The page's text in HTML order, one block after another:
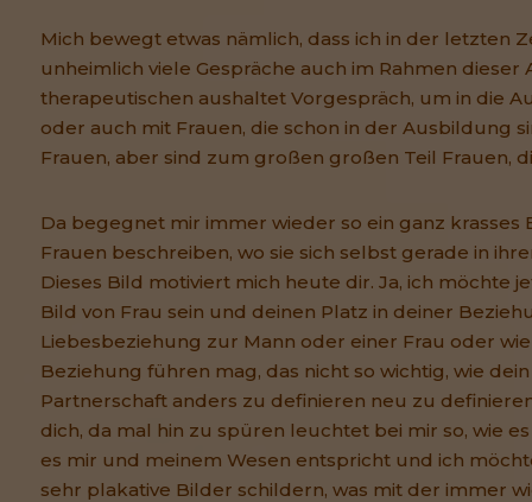
Mich bewegt etwas nämlich, dass ich in der letzten
unheimlich viele Gespräche auch im Rahmen
therapeutischen aushaltet Vorgespräch, um in die
oder auch mit Frauen, die schon in der Ausbildung
Frauen, aber sind zum großen großen Teil Frauen,
Da begegnet mir immer wieder so ein ganz krasses
Frauen beschreiben, wo sie sich selbst gerade in
Dieses Bild motiviert mich heute dir. Ja, ich möchte
Bild von Frau sein und deinen Platz in deiner
Liebesbeziehung zur Mann oder einer Frau oder
Beziehung führen mag, das nicht so wichtig, wie
Partnerschaft anders zu definieren neu zu
dich, da mal hin zu spüren leuchtet bei mir so, wie
es mir und meinem Wesen entspricht und ich
sehr plakative Bilder schildern, was mit der immer